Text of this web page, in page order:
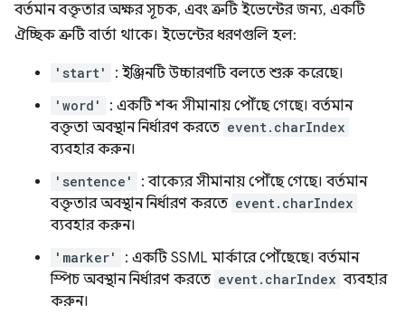
বর্তমান বক্তৃতার অক্ষর সূচক, এবং ত্রুটি ইভেন্টের জন্য, একটি
ঐচ্ছিক ত্রুটি বার্তা থাকে। ইভেন্টের ধরণগুলি হল:
'start' : ইঞ্জিনটি উচ্চারণটি বলতে শুরু করেছে।
'word'
: একটি শব্দ সীমানায় পৌঁছে গেছে। বর্তমান
বক্তৃতা অবস্থান নির্ধারণ করতে event.charIndex
ব্যবহার করুন।
'sentence'
: বাক্যের সীমানায় পৌঁছে গেছে। বর্তমান
বক্তৃতার অবস্থান নির্ধারণ করতে event.charIndex
ব্যবহার করুন।
'marker'
: একটি SSML মার্কারে পৌঁছেছে। বর্তমান
স্পিচ অবস্থান নির্ধারণ করতে event.charIndex ব্যবহার
করুন।